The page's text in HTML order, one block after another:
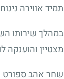
תמיד אווירה
במהלך שירותו
מצטיין והוענקה
שחר אהב ספורט